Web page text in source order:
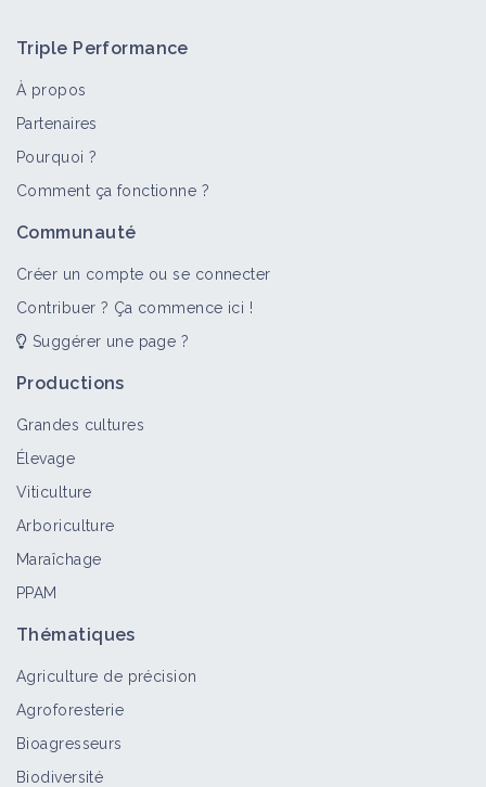
Analyse de sève
Triple Performance
À propos
Partenaires
Pourquoi ?
Comment ça fonctionne ?
Communauté
Créer un compte ou se connecter
Contribuer ? Ça commence ici !
Suggérer une page ?
Productions
Grandes cultures
Élevage
Viticulture
Arboriculture
Maraîchage
PPAM
Thématiques
Agriculture de précision
Agroforesterie
Bioagresseurs
Biodiversité